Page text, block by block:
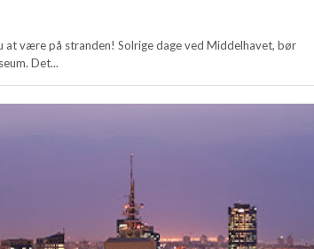
at være på stranden! Solrige dage ved Middelhavet, bør
Det...